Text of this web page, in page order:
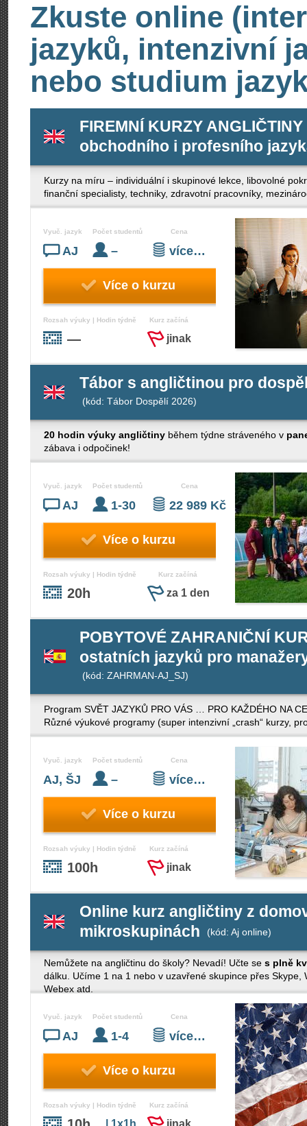
Zkuste online
jazyků, intenzivní
nebo studium
FIREMNÍ KURZY
obchodního i profesního
Kurzy na míru – individuální i skupinové lekce, libovolné
finanční specialisty, techniky, zdravotní pracovníky,
Vyuč. jazyk
AJ
Počet studentů
–
Cena
více…
Více o kurzu
Rozsah výuky | Hodin týdně
—
Kurz začíná
jinak
Tábor s angličtinou pro
(kód: Tábor Dospělí 2026)
20 hodin výuky angličtiny během týdne stráveného v
zábava i odpočinek!
Vyuč. jazyk
AJ
Počet studentů
1-30
Cena
22 989 Kč
Více o kurzu
Rozsah výuky | Hodin týdně
20h
Kurz začíná
za 1 den
POBYTOVÉ ZAHRANIČNÍ
ostatních jazyků pro
(kód: ZAHRMAN-AJ_SJ)
Program SVĚT JAZYKŮ PRO VÁS … PRO KAŽDÉHO NA
Různé výukové programy (super intenzivní „crash“ kurzy,
Vyuč. jazyk
AJ, ŠJ
Počet studentů
–
Cena
více…
Více o kurzu
Rozsah výuky | Hodin týdně
100h
Kurz začíná
jinak
Online kurz angličtiny z
mikroskupinách
(kód: Aj online)
Nemůžete na angličtinu do školy? Nevadí! Učte se s plně
dálku. Učíme 1 na 1 nebo v uzavřené skupince přes
Webex atd.
Vyuč. jazyk
AJ
Počet studentů
1-4
Cena
více…
Více o kurzu
Rozsah výuky | Hodin týdně
| 1x1h
Kurz začíná
jinak